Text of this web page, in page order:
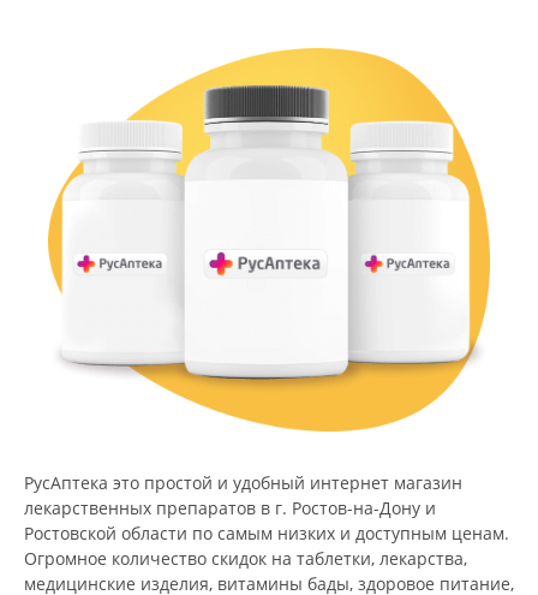
РусАптека это простой и удобный интернет магазин
лекарственных препаратов в г. Ростов-на-Дону и
Ростовской области по самым низких и доступным ценам.
Огромное количество скидок на таблетки, лекарства,
медицинские изделия, витамины бады, здоровое питание,